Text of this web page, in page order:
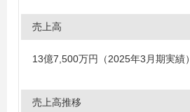
売上高
13億7,500万円（2025年3月期実績）
売上高推移